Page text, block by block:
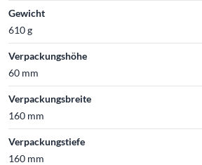
Gewicht
610 g
Verpackungshöhe
60 mm
Verpackungsbreite
160 mm
Verpackungstiefe
160 mm